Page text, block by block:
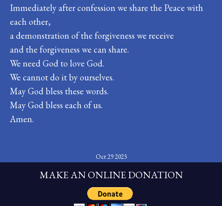
Immediately after confession we share the Peace with
each other,
a demonstration of the forgiveness we receive
and the forgiveness we can share.
We need God to love God.
We cannot do it by ourselves.
May God bless these words.
May God bless each of us.
Amen.
Oct 29 2023
MAKE AN ONLINE DONATION